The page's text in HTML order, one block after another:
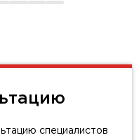
специалистов